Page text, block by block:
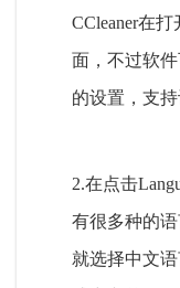
CCleaner在
面，不过软
的设置，支
2.在点击
有很多种的
就选择中文